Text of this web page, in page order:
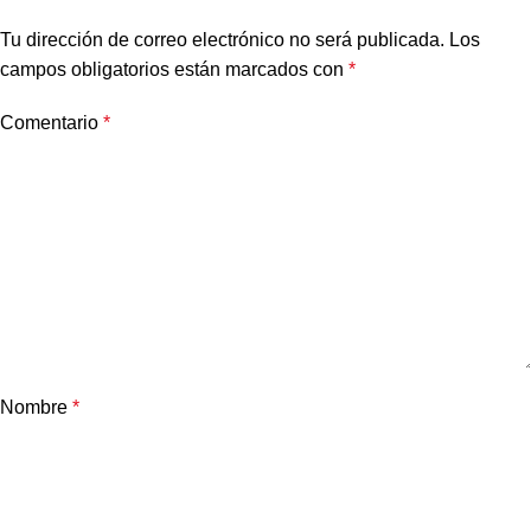
Tu dirección de correo electrónico no será publicada. Los
campos obligatorios están marcados con *
Comentario *
Nombre *